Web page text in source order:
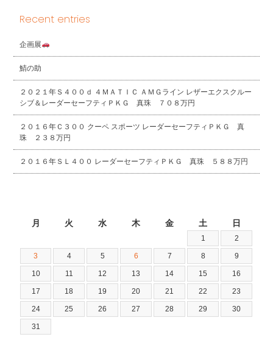
Recent entries
企画展
鯖の助
２０２１年Ｓ４００ｄ ４ＭＡＴＩＣ ＡＭＧライン レザーエクスクルー
シブ＆レーダーセーフティＰＫＧ 真珠 ７０８万円
２０１６年Ｃ３００ クーペ スポーツ レーダーセーフティＰＫＧ 真
珠 ２３８万円
２０１６年ＳＬ４００ レーダーセーフティＰＫＧ 真珠 ５８８万円
月 火 水 木 金 土 日
1 2
3 4 5 6 7 8 9
10 11 12 13 14 15 16
17 18 19 20 21 22 23
24 25 26 27 28 29 30
31